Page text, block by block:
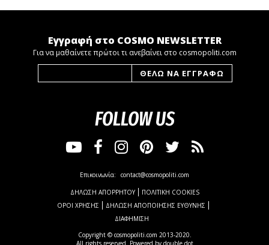
Εγγραφή στο COSMO NEWSLETTER
Για να μαθαίνετε πρώτοι τι ανεβαίνει στο cosmopoliti.com
FOLLOW US
Copyright © cosmopoliti.com 2013-2020.
All rights reserved. Powered by double dot
Επικοινωνία: contact@cosmopoliti.com
ΔΗΛΩΣΗ ΑΠΟΡΡΗΤΟΥ
ΠΟΛΙΤΙΚΗ COOKIES
ΟΡΟΙ ΧΡΗΣΗΣ
ΔΗΛΩΣΗ ΑΠΟΠΟΙΗΣΗΣ ΕΥΘΥΝΗΣ
ΔΙΑΦΗΜΙΣΗ